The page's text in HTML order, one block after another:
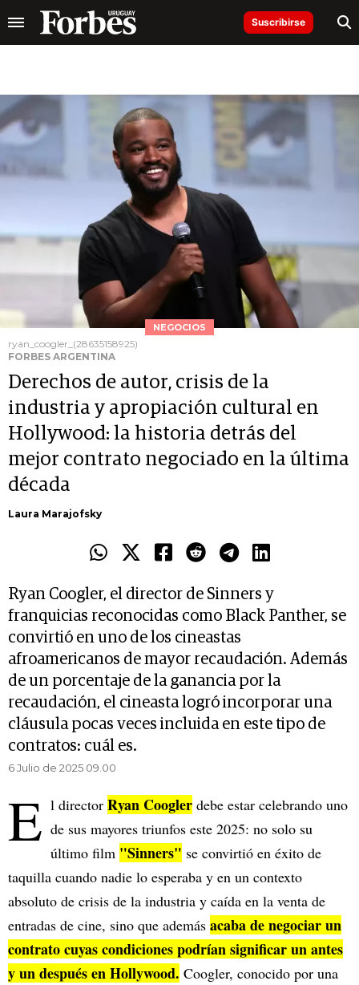
Suscribirse
NEGOCIOS
ryan_coogler_(28635158925)
FORBES ARGENTINA
Derechos de autor, crisis de la
industria y apropiación cultural en
Hollywood: la historia detrás del
mejor contrato negociado en la última
década
Laura Marajofsky
Ryan Coogler, el director de Sinners y
franquicias reconocidas como Black Panther, se
convirtió en uno de los cineastas
afroamericanos de mayor recaudación. Además
de un porcentaje de la ganancia por la
recaudación, el cineasta logró incorporar una
cláusula pocas veces incluida en este tipo de
contratos: cuál es.
6 Julio de 2025 09.00
E l director Ryan Coogler debe estar celebrando uno
de sus mayores triunfos este 2025: no solo su
último film "Sinners" se convirtió en éxito de
taquilla cuando nadie lo esperaba y en un contexto
absoluto de crisis de la industria y caída en la venta de
entradas de cine, sino que además acaba de negociar un
contrato cuyas condiciones podrían significar un antes
y un después en Hollywood. Coogler, conocido por una